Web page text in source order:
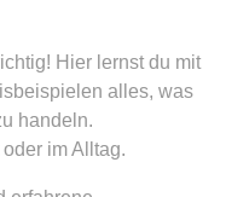
Hier lernst du mit
alles, was
handeln.
im Alltag.